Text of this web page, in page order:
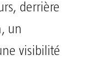
derrière
un
visibilité